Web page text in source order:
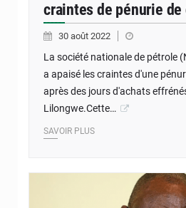
craintes de pénurie de
30 août 2022
La société nationale de pétrole
a apaisé les craintes d'une
après des jours d'achats
Lilongwe.Cette…
SAVOIR PLUS